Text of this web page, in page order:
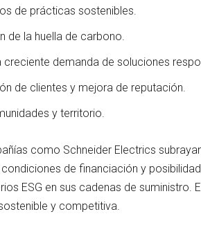
de prácticas sostenibles.
de la huella de carbono.
creciente demanda de soluciones
de clientes y mejora de reputación.
y territorio.
como Schneider Electrics
de financiación y
ESG en sus cadenas de suministro.
y competitiva.